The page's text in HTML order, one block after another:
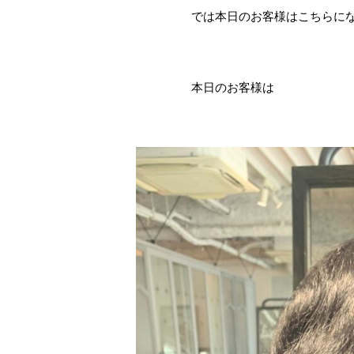
では本日のお客様はこちらに
本日のお客様は